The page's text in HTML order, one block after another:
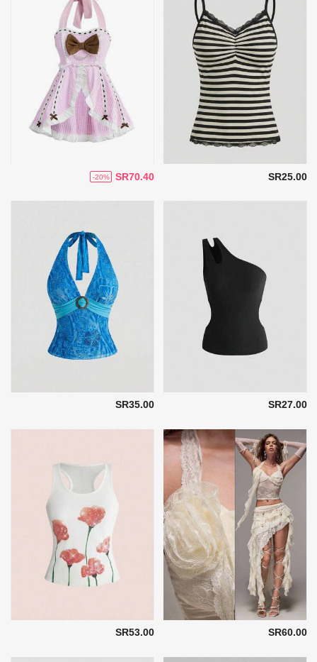
SR25.00
SR70.40
-20%
SR27.00
SR35.00
SR60.00
SR53.00